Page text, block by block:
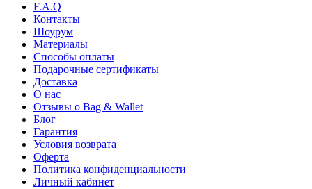
F.A.Q
Контакты
Шоурум
Материалы
Способы оплаты
Подарочные сертификаты
Доставка
О нас
Отзывы о Bag & Wallet
Блог
Гарантия
Условия возврата
Оферта
Политика конфиденциальности
Личный кабинет